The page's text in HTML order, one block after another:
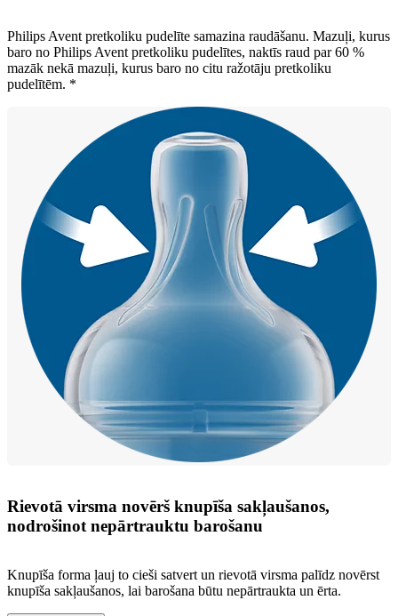
Philips Avent pretkoliku pudelīte samazina raudāšanu. Mazuļi, kurus
baro no Philips Avent pretkoliku pudelītes, naktīs raud par 60 %
mazāk nekā mazuļi, kurus baro no citu ražotāju pretkoliku
pudelītēm. *
Rievotā virsma novērš knupīša sakļaušanos,
nodrošinot nepārtrauktu barošanu
Knupīša forma ļauj to cieši satvert un rievotā virsma palīdz novērst
knupīša sakļaušanos, lai barošana būtu nepārtraukta un ērta.